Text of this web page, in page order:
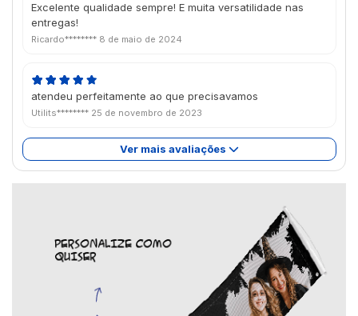
Excelente qualidade sempre! E muita versatilidade nas
entregas!
Ricardo******** 8 de maio de 2024
atendeu perfeitamente ao que precisavamos
Utilits******** 25 de novembro de 2023
Ver mais avaliações